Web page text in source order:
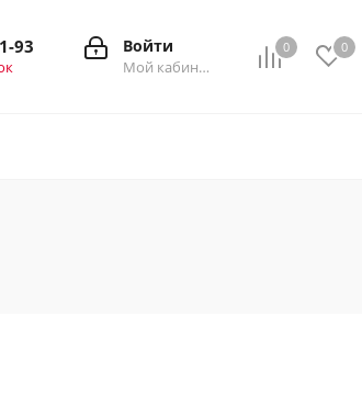
0 0
Войти
Мой кабинет
93